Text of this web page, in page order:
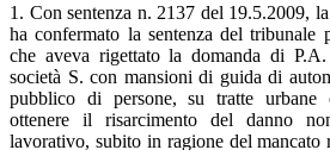
1. Con sentenza n. 2137 del 19.5.2009,
ha confermato la sentenza del tribunale
che aveva rigettato la domanda di P.A.
società S. con mansioni di guida di
pubblico di persone, su tratte urbane
ottenere il risarcimento del danno
lavorativo, subito in ragione del mancato